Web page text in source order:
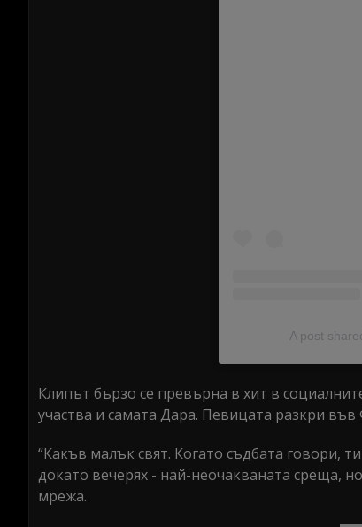
A post
Клипът бързо се превърна в хит в
участва и самата Дара. Певицата разкри във
“Какъв малък свят. Когато съдбата говори,
докато вечерях - най-неочакваната среща,
мрежа.